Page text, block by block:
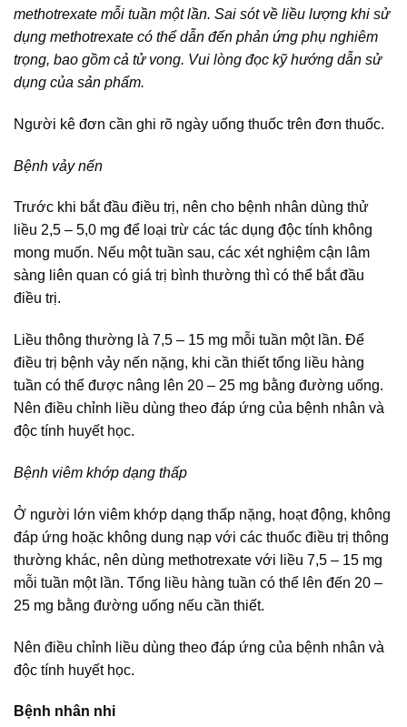
methotrexate mỗi tuần một lần. Sai sót về liều lượng khi sử
dụng methotrexate có thể dẫn đến phản ứng phụ nghiêm
trọng, bao gồm cả tử vong. Vui lòng đọc kỹ hướng dẫn sử
dụng của sản phẩm.
Người kê đơn cần ghi rõ ngày uống thuốc trên đơn thuốc.
Bệnh vảy nến
Trước khi bắt đầu điều trị, nên cho bệnh nhân dùng thử
liều 2,5 – 5,0 mg để loại trừ các tác dụng độc tính không
mong muốn. Nếu một tuần sau, các xét nghiệm cận lâm
sàng liên quan có giá trị bình thường thì có thể bắt đầu
điều trị.
Liều thông thường là 7,5 – 15 mg mỗi tuần một lần. Để
điều trị bệnh vảy nến nặng, khi cần thiết tổng liều hàng
tuần có thể được nâng lên 20 – 25 mg bằng đường uống.
Nên điều chỉnh liều dùng theo đáp ứng của bệnh nhân và
độc tính huyết học.
Bệnh viêm khớp dạng thấp
Ở người lớn viêm khớp dạng thấp nặng, hoạt động, không
đáp ứng hoặc không dung nạp với các thuốc điều trị thông
thường khác, nên dùng methotrexate với liều 7,5 – 15 mg
mỗi tuần một lần. Tổng liều hàng tuần có thể lên đến 20 –
25 mg bằng đường uống nếu cần thiết.
Nên điều chỉnh liều dùng theo đáp ứng của bệnh nhân và
độc tính huyết học.
Bệnh nhân nhi